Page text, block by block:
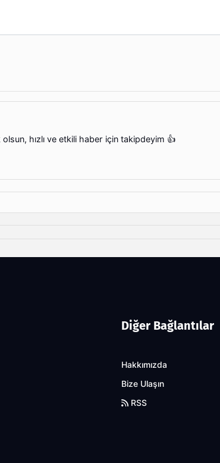
hızlı ve etkili haber için takipdeyim 👍
Diğer Bağlantılar
Hakkımızda
Bize Ulaşın
RSS